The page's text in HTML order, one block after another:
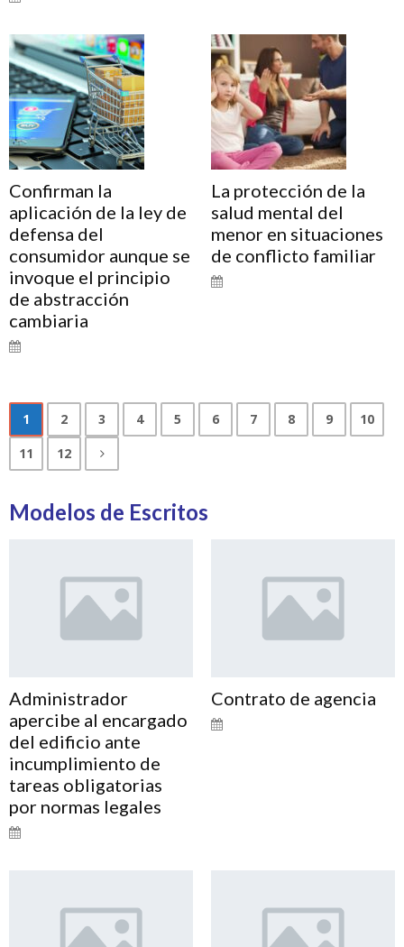
Confirman la
aplicación de la ley de
defensa del
consumidor aunque se
invoque el principio
de abstracción
cambiaria
La protección de la
salud mental del
menor en situaciones
de conflicto familiar
1 2 3 4 5 6 7 8 9
10
11
12
Modelos de Escritos
Administrador
apercibe al encargado
del edificio ante
incumplimiento de
tareas obligatorias
por normas legales
Contrato de agencia